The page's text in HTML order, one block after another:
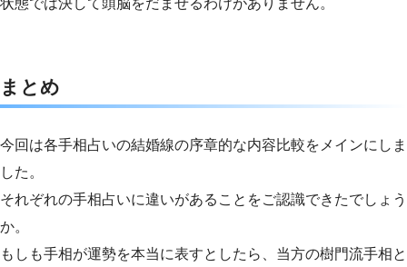
状態では決して頭脳をだませるわけがありません。
まとめ
今回は各手相占いの結婚線の序章的な内容比較をメインにしま
した。
それぞれの手相占いに違いがあることをご認識できたでしょう
か。
もしも手相が運勢を本当に表すとしたら、当方の樹門流手相と